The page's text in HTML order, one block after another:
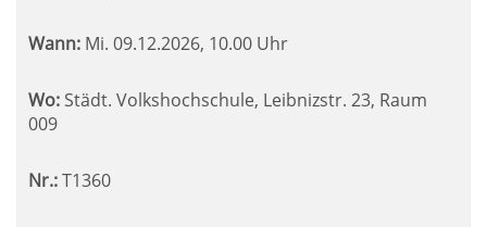
Wann: Mi. 09.12.2026, 10.00 Uhr
Wo: Städt. Volkshochschule, Leibnizstr. 23, Raum
009
Nr.:T1360